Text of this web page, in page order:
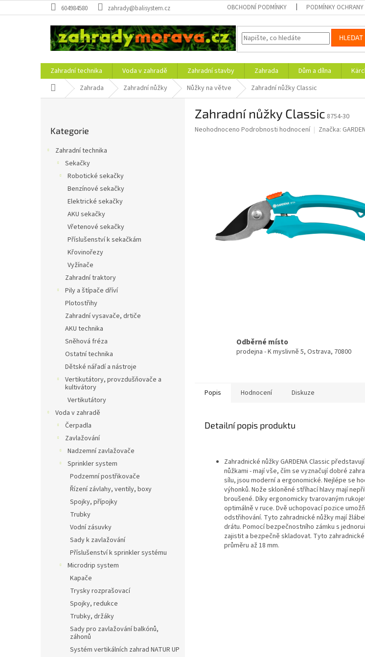
na
604984580 zahrady@balisystem.cz OBCHODNÍ PODMÍNKY PODMÍNKY
HLEDAT
Zahradní technika Voda v zahradě Zahradní stavby Zahrada Dům a dílna
Domů Zahrada Zahradní nůžky Nůžky na větve Zahradní nůžky Classic
kategorie
Kategorie
Zahradní technika
Sekačky
Robotické sekačky
Benzínové sekačky
Elektrické sekačky
AKU sekačky
Vřetenové sekačky
Příslušenství k sekačkám
Křovinořezy
Vyžínače
Zahradní traktory
Pily a štípače dříví
Plotostřihy
Zahradní vysavače, drtiče
AKU technika
Sněhová fréza
Ostatní technika
Dětské nářadí a nástroje
Vertikutátory, provzdušňovače a
kultivátory
Vertikutátory
Voda v zahradě
Čerpadla
Zavlažování
Nadzemní zavlažovače
Sprinkler system
Podzemní postřikovače
Řízení závlahy, ventily, boxy
Spojky, přípojky
Trubky
Vodní zásuvky
Sady k zavlažování
Příslušenství k sprinkler systému
Microdrip system
Kapače
Trysky rozprašovací
Spojky, redukce
Trubky, držáky
Sady pro zavlažování balkónů,
záhonů
Systém vertikálních zahrad NATUR UP
Zahradní nůžky Classic 8754-30
Průměrné
Neohodnoceno Podrobnosti hodnocení Značka:
Odběrné místo
prodejna - K myslivně 5, Ostrava, 70800
Popis Hodnocení Diskuze
Detailní popis produktu
Zahradnické nůžky GARDENA Classic
nůžkami - mají vše, čím se vyznačují dobré
sílu, jsou moderní a ergonomické. Nejlépe se
výhonků. Nože skloněné stříhací hlavy mají
broušené. Díky ergonomicky tvarovaným
optimálně v ruce. Dvě uchopovací pozice
odstřihování. Tyto zahradnické nůžky mají
drátu. Pomocí bezpečnostního zámku s
zajistit a bezpečně skladovat. Tyto
průměru až 18 mm.